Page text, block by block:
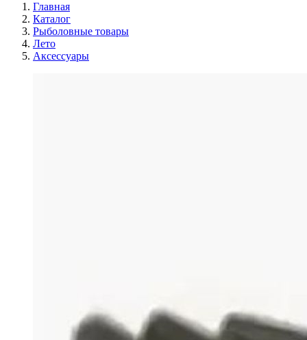
Главная
Каталог
Рыболовные товары
Лето
Аксессуары